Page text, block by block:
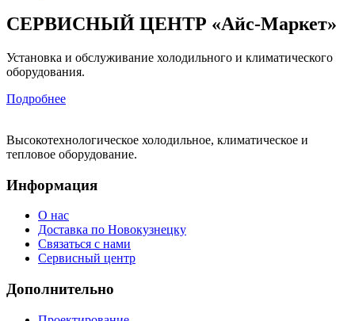
СЕРВИСНЫЙ ЦЕНТР «Айс-Маркет»
Установка и обслуживание холодильного и климатического
оборудования.
Подробнее
Высокотехнологическое холодильное, климатическое и
тепловое оборудование.
Информация
О нас
Доставка по Новокузнецку
Связаться с нами
Сервисный центр
Дополнительно